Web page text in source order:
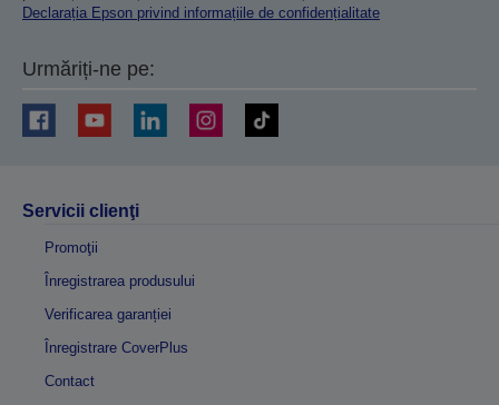
Declarația Epson privind informațiile de confidențialitate
Urmăriți-ne pe:
Servicii clienţi
Promoţii
Înregistrarea produsului
Verificarea garanției
Înregistrare CoverPlus
Contact